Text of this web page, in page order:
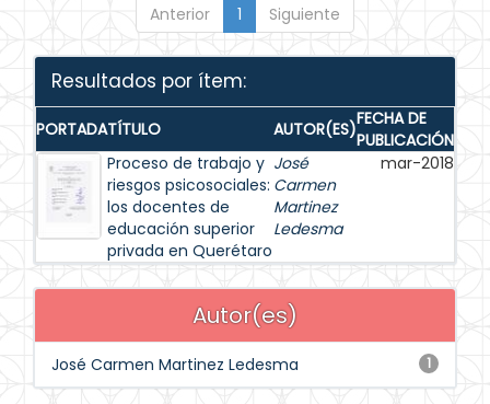
Anterior 1 Siguiente
Resultados por ítem:
PORTADATÍTULO AUTOR(ES)FECHA DE
PUBLICACIÓN
Proceso de trabajo y
riesgos psicosociales:
los docentes de
educación superior
privada en Querétaro
José
Carmen
Martinez
Ledesma
mar-2018
Autor(es)
1
José Carmen Martinez Ledesma